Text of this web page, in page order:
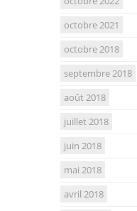
octobre 2021
octobre 2018
septembre 2018
août 2018
juillet 2018
juin 2018
mai 2018
avril 2018